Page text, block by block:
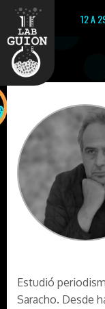
12 A
Estudió
Saracho. Desde